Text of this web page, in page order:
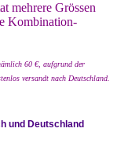
mehrere Grössen
Kombination-
60 €, aufgrund der
versandt nach Deutschland.
und Deutschland